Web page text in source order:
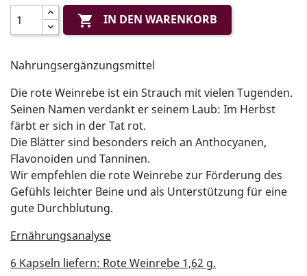
 IN DEN WARENKORB
Nahrungsergänzungsmittel
Die rote Weinrebe ist ein Strauch mit vielen Tugenden.
Seinen Namen verdankt er seinem Laub: Im Herbst
färbt er sich in der Tat rot.
Die Blätter sind besonders reich an Anthocyanen,
Flavonoiden und Tanninen.
Wir empfehlen die rote Weinrebe zur Förderung des
Gefühls leichter Beine und als Unterstützung für eine
gute Durchblutung.
Ernährungsanalyse
6 Kapseln liefern: Rote Weinrebe 1,62 g.